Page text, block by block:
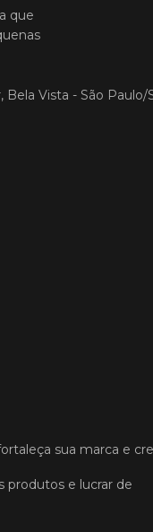
que
Bela Vista - São Paulo/
sua marca e
produtos e lucrar de